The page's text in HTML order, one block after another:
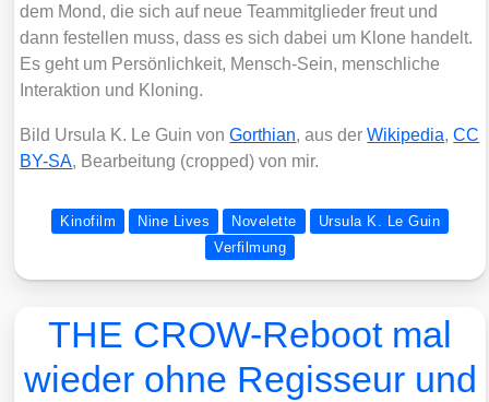
dem Mond, die sich auf neue Team­mit­glie­der freut und
dann festel­len muss, dass es sich dabei um Klo­ne han­delt.
Es geht um Per­sön­lich­keit, Mensch-Sein, mensch­li­che
Inter­ak­ti­on und Klo­ning.
Bild Ursu­la K. Le Guin vonGort­hi­an, aus derWiki­pe­dia,CC
BY-SA, Bear­bei­tung (crop­ped) von mir.
Kinofilm Nine Lives Novelette
Ursula K. Le Guin
Verfilmung
THE CROW-Reboot mal
wieder ohne Regisseur und